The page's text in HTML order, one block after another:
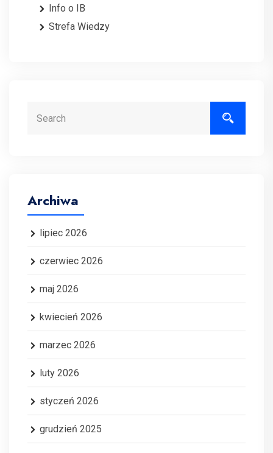
Info o IB
Strefa Wiedzy
Archiwa
lipiec 2026
czerwiec 2026
maj 2026
kwiecień 2026
marzec 2026
luty 2026
styczeń 2026
grudzień 2025